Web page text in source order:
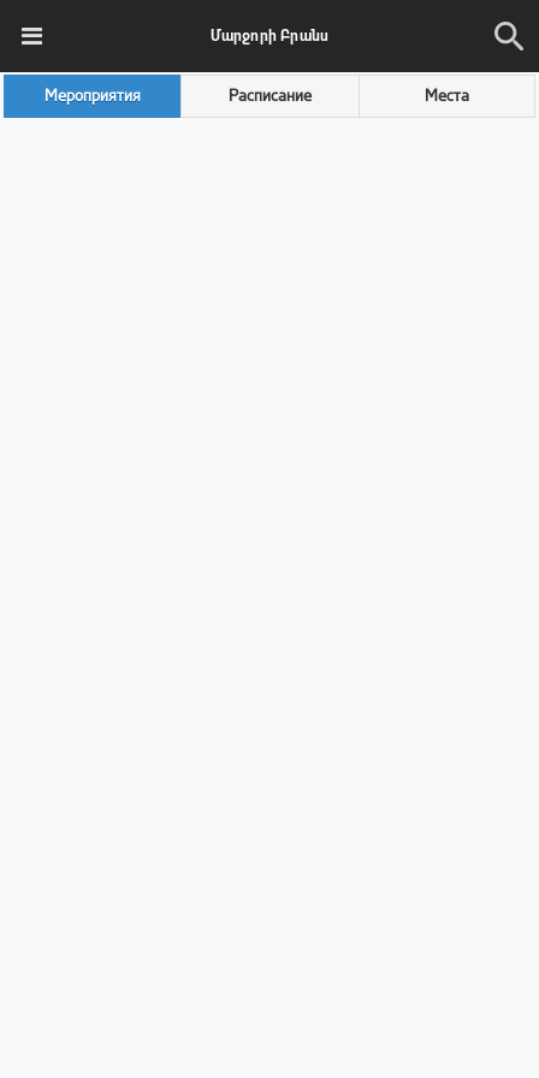
Մարջորի Բրանս
Мероприятия Расписание Места